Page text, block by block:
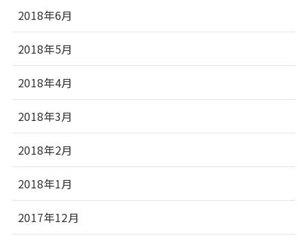
2018年6月
2018年5月
2018年4月
2018年3月
2018年2月
2018年1月
2017年12月